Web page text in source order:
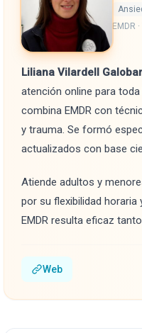
EMDR
Liliana Vilardell
atención online para
combina EMDR con
y trauma. Se formó
actualizados con base
Atiende adultos y
por su flexibilidad
EMDR resulta eficaz
Web